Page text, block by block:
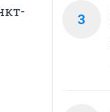
3